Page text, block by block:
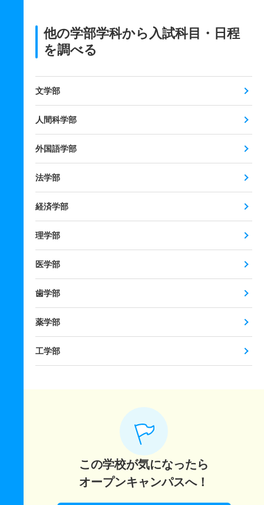
他の学部学科から入試科目・日程
を調べる
文学部
人間科学部
外国語学部
法学部
経済学部
理学部
医学部
歯学部
薬学部
工学部
この学校が気になったら
オープンキャンパスへ！